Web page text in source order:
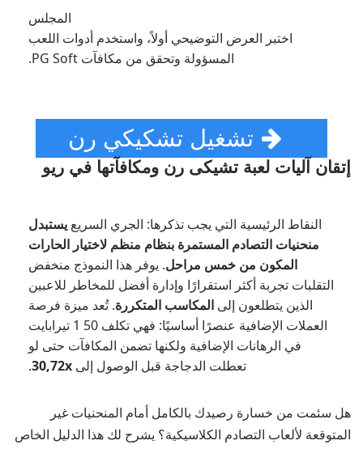
المجلس
اختبر العرض التوضيحي أولاً، واستخدم أدوات اللعب
المسؤولة وتحقق من مكافآت PG Soft.
إتقان آليات لعبة تشيكى رن ومكافآتها في ريو
النقاط الرئيسية التي يجب تذكرها: الجري السريع يستبدل
منحنيات التصادم المستمرة بنظام منظم لاختيار الحارات
المكون من خمس مراحل. يوفر هذا النموذج منخفض
التقلبات تجربة أكثر استقرارًا وإدارة أفضل للمخاطر للاعبين
الذين يتطلعون إلى المكاسب المتكررة. تُعد ميزة فرصة
العملات الإضافية عنصرًا أساسيًا: فهي تكلف 50 1 تيرابايت
في الرهانات الإضافية ولكنها تضمن المكافآت حتى لو
تعطلت الدجاجة قبل الوصول إلى 30,72x
.
هل سئمت من خسارة رصيدك بالكامل أمام المنحنيات غير
المتوقعة لألعاب التصادم الكلاسيكية؟ يشرح لك هذا الدليل الخاص